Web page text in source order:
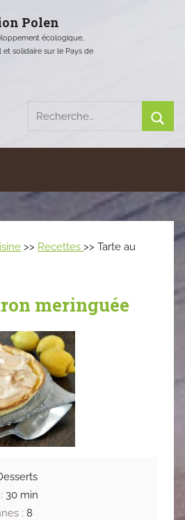
Polen
écologique,
solidaire sur le Pays de
Recherche
:
>> Recettes >> Tarte au
meringuée
30 min
: 8